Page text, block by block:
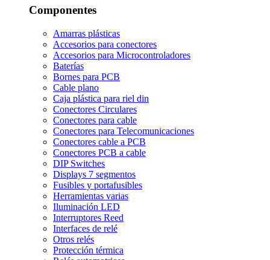
Componentes
Amarras plásticas
Accesorios para conectores
Accesorios para Microcontroladores
Baterías
Bornes para PCB
Cable plano
Caja plástica para riel din
Conectores Circulares
Conectores para cable
Conectores para Telecomunicaciones
Conectores cable a PCB
Conectores PCB a cable
DIP Switches
Displays 7 segmentos
Fusibles y portafusibles
Herramientas varias
Iluminación LED
Interruptores Reed
Interfaces de relé
Otros relés
Protección térmica